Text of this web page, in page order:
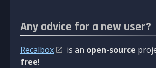
Any advice for a new user?
Recalbox is an open-source
free!